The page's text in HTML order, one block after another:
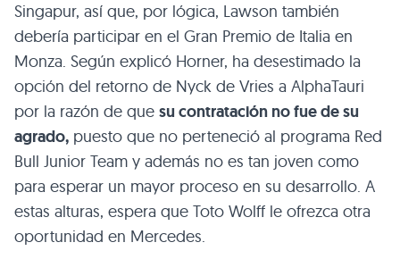
Singapur, así que, por lógica, Lawson también
debería participar en el Gran Premio de Italia en
Monza. Según explicó Horner, ha desestimado la
opción del retorno de Nyck de Vries a AlphaTauri
por la razón de que su contratación no fue de su
agrado, puesto que no perteneció al programa Red
Bull Junior Team y además no es tan joven como
para esperar un mayor proceso en su desarrollo. A
estas alturas, espera que Toto Wolff le ofrezca otra
oportunidad en Mercedes.